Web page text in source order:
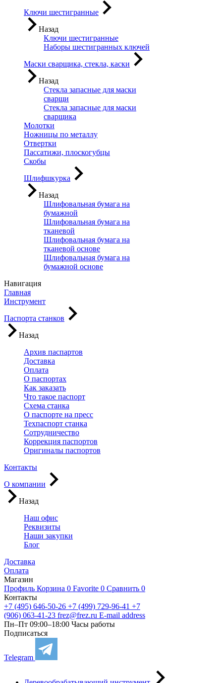
Ключи шестигранные
Назад
Ключи шестигранные
Наборы шестигранных ключей
Маски сварщика, стекла, каски
Назад
Стекла запасные для маски
сварщи
Стекла запасные для маски
сварщика
Молотки
Ножницы по металлу
Отвертки
Пассатижи, плоскогубцы
Скобы
Шлифшкурка
Назад
Шлифовальная бумага на
бумажной
Шлифовальная бумага на
тканевой
Шлифовальная бумага на
тканевой основе
Шлифовальная бумага на
бумажной основе
Навигация
Главная
Инструмент
Паспорта станков
Назад
Архив паспартов
Доставка
Оплата
О паспортах
Как заказать
Что такое паспорт
Схема станка
О паспорте на пресс
Техпаспорт станка
Сотрудничество
Коррекция паспортов
Оригиналы паспортов
Контакты
О компании
Назад
Наш офис
Реквизиты
Наши закупки
Блог
Доставка
Оплата
Магазин
Профиль Корзина 0 Favorite 0 Сравнить 0
Контакты
+7 (495) 646-50-26 +7 (499) 729-96-41 +7
(906) 063-41-23 frez@frez.ru E-mail address
Пн–Пт 09:00–18:00 Часы работы
Подписаться
Telegram